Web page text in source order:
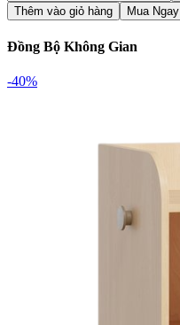
Thêm vào giỏ hàng Mua Ngay
Đồng Bộ Không Gian
-40%